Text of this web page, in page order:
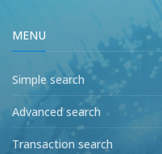
MENU
Simple search
Advanced search
Transaction search